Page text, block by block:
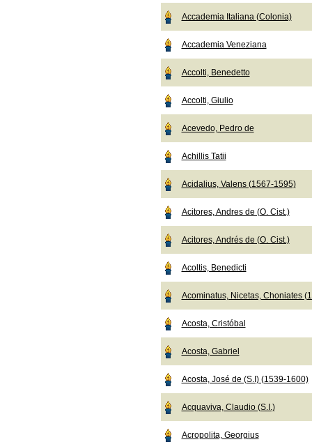
Accademia Italiana (Colonia)
Accademia Veneziana
Accolti, Benedetto
Accolti, Giulio
Acevedo, Pedro de
Achillis Tatii
Acidalius, Valens (1567-1595)
Acitores, Andres de (O. Cist.)
Acitores, Andrés de (O. Cist.)
Acoltis, Benedicti
Acominatus, Nicetas, Choniates
Acosta, Cristóbal
Acosta, Gabriel
Acosta, José de (S.I) (1539-1600)
Acquaviva, Claudio (S.I.)
Acropolita, Georgius